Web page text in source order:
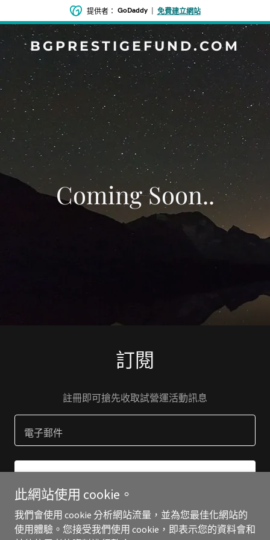
提供者： GoDaddy| 免費建立網站
BGPRESTIGEFUND.COM
Coming Soon..
訂閱
註冊即可搶先收取試營運活動訊息
電子郵件
此網站使用 cookie。
我們會使用 cookie 分析網站流量，並為您最佳化網站的
使用體驗。您接受我們使用 cookie，即表示您的資料會和